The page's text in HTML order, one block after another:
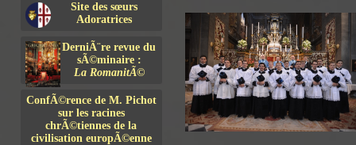
Site des sœurs
Adoratrices
DerniÃ¨re revue du
sÃ©minaire :
La RomanitÃ©
ConfÃ©rence de M. Pichot
sur les racines
chrÃ©tiennes de la
civilisation europÃ©enne